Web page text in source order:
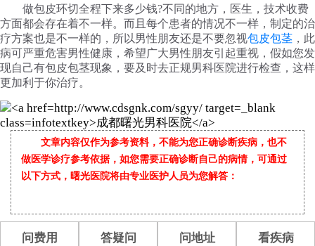
做包皮环切全程下来多少钱?不同的地方，医生，技术收费
方面都会存在着不一样。而且每个患者的情况不一样，制定的治
疗方案也是不一样的，所以男性朋友还是不要忽视包皮包茎 ，此
病可严重危害男性健康，希望广大男性朋友引起重视，假如您发
现自己有包皮包茎现象，要及时去正规男科医院进行检查，这样
更加利于你治疗。
文章内容仅作为参考资料，不能为您正确诊断疾病，也不
做医学诊疗参考依据，如您需要正确诊断自己的病情，可通过
以下方式，曙光医院将由专业医护人员为您解答：
问费用 答疑问 问地址 看疾病